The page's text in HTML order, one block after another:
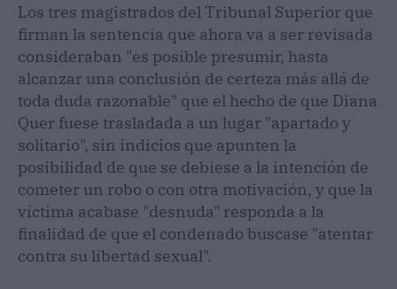
Los tres magistrados del Tribunal Superior que
firman la sentencia que ahora va a ser revisada
consideraban "es posible presumir, hasta
alcanzar una conclusión de certeza más allá de
toda duda razonable" que el hecho de que Diana
Quer fuese trasladada a un lugar "apartado y
solitario", sin indicios que apunten la
posibilidad de que se debiese a la intención de
cometer un robo o con otra motivación, y que la
víctima acabase "desnuda" responda a la
finalidad de que el condenado buscase "atentar
contra su libertad sexual".